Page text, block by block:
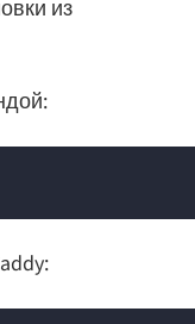
из